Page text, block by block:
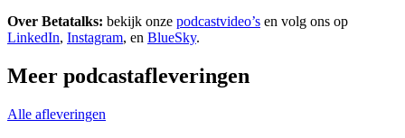
Over Betatalks: bekijk onze podcastvideo’s en volg ons op
LinkedIn, Instagram, en BlueSky.
Meer podcastafleveringen
Alle afleveringen